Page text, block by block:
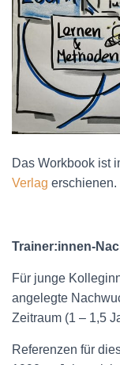
Das Workbook ist
Verlag erschienen.
Trainer:innen-
Für junge
angelegte
Zeitraum (1 – 1,5
Referenzen für